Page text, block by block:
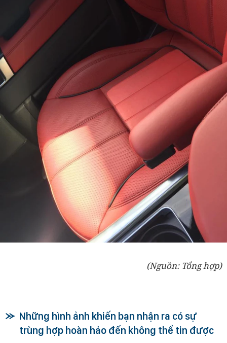
(Nguồn: Tổng hợp)
Những hình ảnh khiến bạn nhận ra có sự
trùng hợp hoàn hảo đến không thể tin được